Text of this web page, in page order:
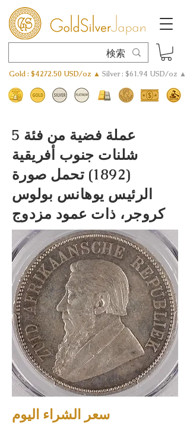
Gold : $4272.50 USD/oz ▲ Silver : $61.94 USD/oz ▲
عملة فضية من فئة 5
شلنات جنوب أفريقية
(1892) تحمل صورة
الرئيس يوهانس بولوس
كروجر، ذات عمود مزدوج
سعر الشراء اليوم